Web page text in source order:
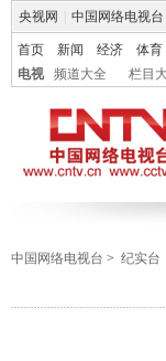
央视网 中国网络电视台
首页 新闻 经济 体育
电视
频道大全 栏目
中国网络电视台 > 纪实台